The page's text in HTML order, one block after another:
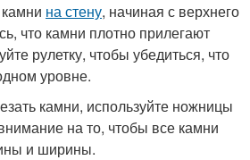
на стену, начиная с верхнего
что камни плотно прилегают
рулетку, чтобы убедиться, что
уровне.
камни, используйте ножницы
на то, чтобы все камни
и ширины.